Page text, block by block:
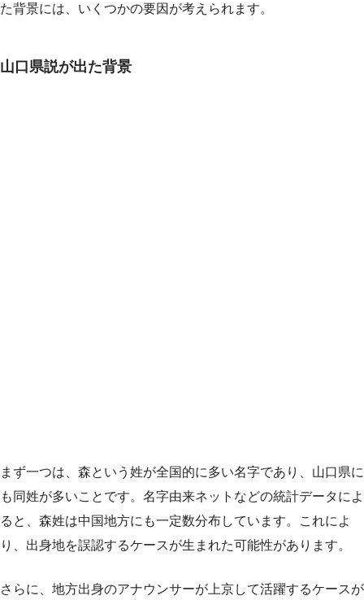
た背景には、いくつかの要因が考えられます。
山口県説が出た背景
まず一つは、森という姓が全国的に多い名字であり、山口県に
も同姓が多いことです。名字由来ネットなどの統計データによ
ると、森姓は中国地方にも一定数分布しています。これによ
り、出身地を誤認するケースが生まれた可能性があります。
さらに、地方出身のアナウンサーが上京して活躍するケースが